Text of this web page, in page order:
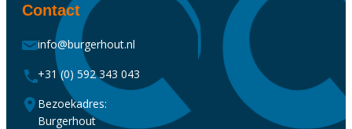
Contact
info@burgerhout.nl
+31 (0) 592 343 043
Bezoekadres:
Burgerhout